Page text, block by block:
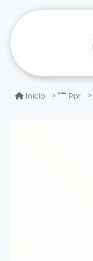
Inicio Ppr